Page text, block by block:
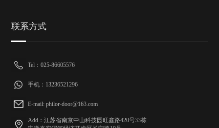
联系方式
Tel：025-86605576
手机：13236521296
E-mail: philor-door@163.com
Add：江苏省南京中山科技园旺鑫路420号33栋